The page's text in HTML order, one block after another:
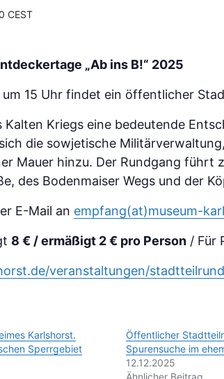
CEST
„Ab ins B!“ 2025
15 Uhr findet ein öffentlicher
Kriegs eine bedeutende
die sowjetische
Mauer hinzu. Der Rundgang
des Bodenmaiser Wegs und der
E-Mail an empfang(at)museum-
8 € / ermäßigt 2 € pro Person / Für
veranstaltungen/
Karlshorst.
Sperrgebiet
Öffentlicher
Spurensuche im
12.12.2025
Ähnlicher Beitrag